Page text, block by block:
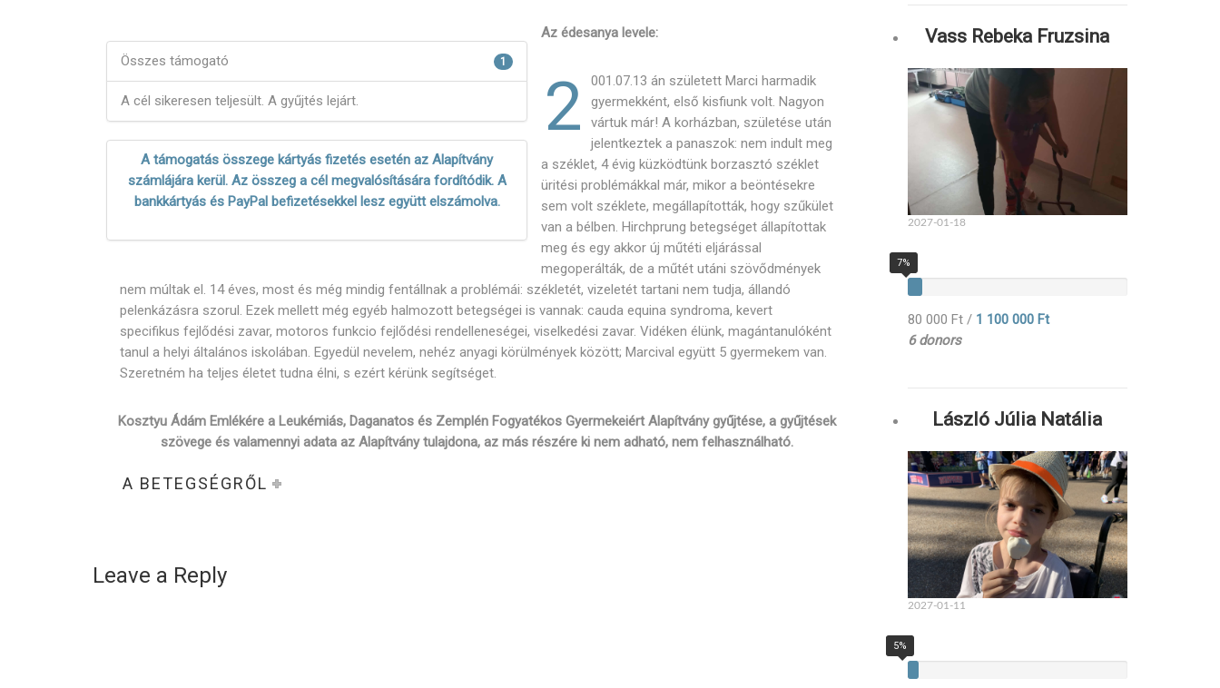
Összes támogató 1
A cél sikeresen teljesült. A gyűjtés lejárt.
A támogatás összege kártyás fizetés esetén az Alapítvány
számlájára kerül. Az összeg a cél megvalósítására fordítódik. A
bankkártyás és PayPal befizetésekkel lesz együtt elszámolva.
Az édesanya levele:
2
001.07.13 án született Marci harmadik
gyermekként, első kisfiunk volt. Nagyon
vártuk már! A korházban, születése után
jelentkeztek a panaszok: nem indult meg
a széklet, 4 évig küzködtünk borzasztó széklet
üritési problémákkal már, mikor a beöntésekre
sem volt széklete, megállapították, hogy szűkület
van a bélben. Hirchprung betegséget állapítottak
meg és egy akkor új műtéti eljárással
megoperálták, de a műtét utáni szövődmények
nem múltak el. 14 éves, most és még mindig fentállnak a problémái: székletét, vizeletét tartani nem tudja, állandó
pelenkázásra szorul. Ezek mellett még egyéb halmozott betegségei is vannak: cauda equina syndroma, kevert
specifikus fejlődési zavar, motoros funkcio fejlődési rendelleneségei, viselkedési zavar. Vidéken élünk, magántanulóként
tanul a helyi általános iskolában. Egyedül nevelem, nehéz anyagi körülmények között; Marcival együtt 5 gyermekem van.
Szeretném ha teljes életet tudna élni, s ezért kérünk segítséget.
Kosztyu Ádám Emlékére a Leukémiás, Daganatos és Zemplén Fogyatékos Gyermekeiért Alapítvány gyűjtése, a gyűjtések
szövege és valamennyi adata az Alapítvány tulajdona, az más részére ki nem adható, nem felhasználható.
A BETEGSÉGRŐL
Leave a Reply
Vass Rebeka Fruzsina
2027-01-18
7%
80 000 Ft/ 1 100 000 Ft
6 donors
László Júlia Natália
2027-01-11
5%